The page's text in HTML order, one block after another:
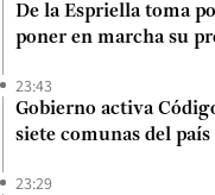
De la Espriella toma
poner en marcha su
23:43
Gobierno activa
siete comunas del
23:29